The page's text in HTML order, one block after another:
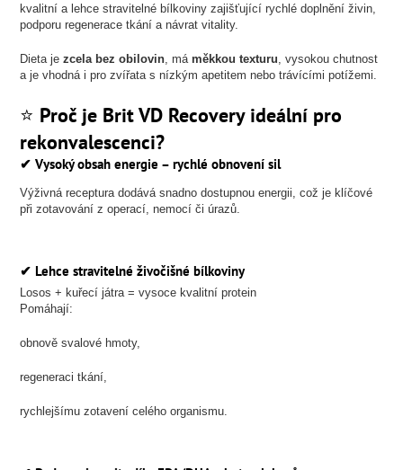
kvalitní a lehce stravitelné bílkoviny zajišťující rychlé doplnění živin,
podporu regenerace tkání a návrat vitality.
Dieta jezcela bez obilovin, máměkkou texturu, vysokou chutnost
a je vhodná i pro zvířata s nízkým apetitem nebo trávícími potížemi.
⭐ Proč je Brit VD Recovery ideální pro
rekonvalescenci?
✔Vysoký obsah energie – rychlé obnovení sil
Výživná receptura dodává snadno dostupnou energii, což je klíčové
při zotavování z operací, nemocí či úrazů.
✔Lehce stravitelné živočišné bílkoviny
Losos + kuřecí játra = vysoce kvalitní protein
Pomáhají:
obnově svalové hmoty,
regeneraci tkání,
rychlejšímu zotavení celého organismu.